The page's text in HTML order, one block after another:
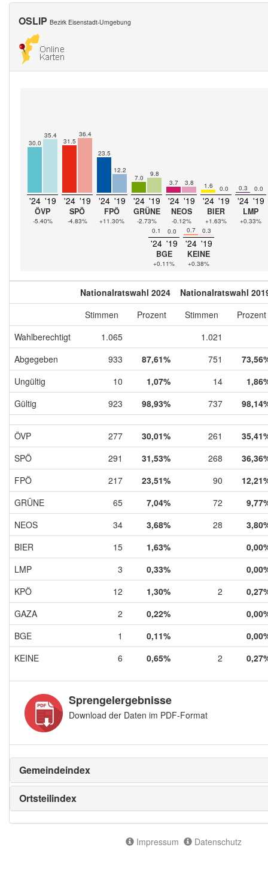
OSLIP Bezirk Eisenstadt-Umgebung
30.0
35.4
'24 '19
ÖVP
-5.40%
31.5
36.4
'24 '19
SPÖ
-4.83%
23.5
12.2
'24 '19
FPÖ
+11.30%
7.0 9.8
'24 '19
GRÜNE
-2.73%
3.7 3.8
'24 '19
NEOS
-0.12%
1.6 0.0
'24 '19
BIER
+1.63%
0.3 0.0
'24 '19
LMP
+0.33%
0.1
0.0
'24 '19
BGE
+0.11%
0.7 0.3
'24 '19
KEINE
+0.38%
Nationalratswahl 2024
Nationalratswahl
Stimmen
Prozent Stimmen
Prozent
Wahlberechtigt
1.065
1.021
Abgegeben
933 87,61% 751
Ungültig
10 1,07% 14
Gültig
923 98,93% 737
ÖVP 277 30,01% 261
SPÖ
291 31,53% 268
FPÖ
217 23,51% 90
GRÜNE
65 7,04% 72
NEOS
34 3,68% 28
BIER
15 1,63%
LMP
3 0,33%
KPÖ
12 1,30% 2
GAZA
2 0,22%
BGE
1 0,11%
KEINE
6 0,65% 2
Sprengelergebnisse
Download der Daten im PDF-Format
Gemeindeindex
Ortsteilindex
Impressum Datenschutz